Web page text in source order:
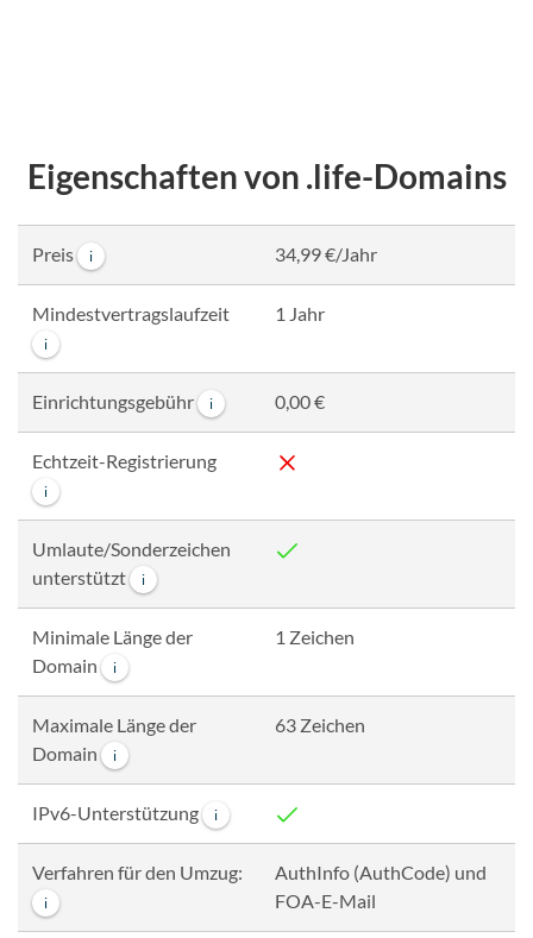
Eigenschaften von .life-Domains
Preis i 34,99 €/Jahr
Mindestvertragslaufzeit
i
1 Jahr
Einrichtungsgebühr i 0,00 €
Echtzeit-Registrierung
i
Umlaute/Sonderzeichen
unterstützt
i
Minimale Länge der
Domain
i
1 Zeichen
Maximale Länge der
Domain
i
63 Zeichen
IPv6-Unterstützung i
Verfahren für den Umzug:
i
AuthInfo (AuthCode) und
FOA-E-Mail